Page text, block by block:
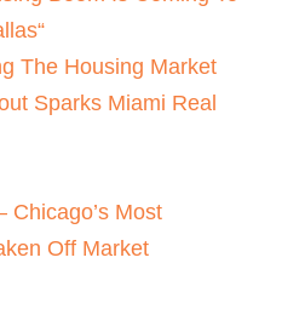
The Housing Market
Sparks Miami Real
Chicago’s Most
Off Market